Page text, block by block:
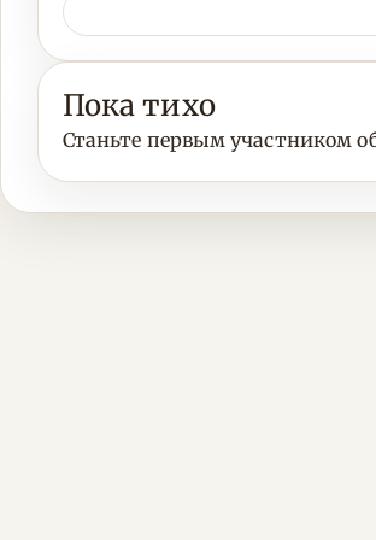
Пока тихо
Станьте первым участником